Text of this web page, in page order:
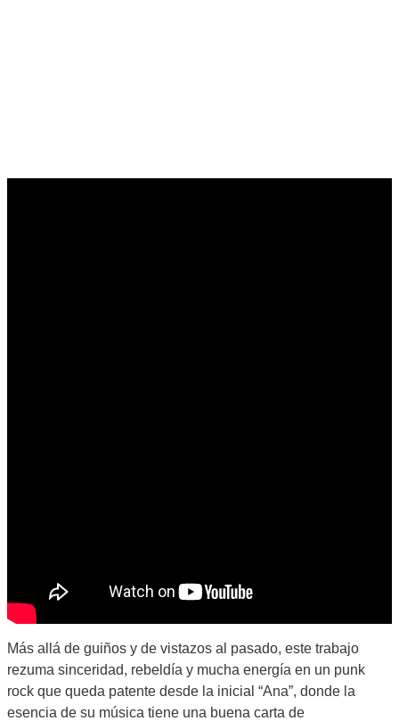
Más allá de guiños y de vistazos al pasado, este trabajo
rezuma sinceridad, rebeldía y mucha energía en un punk
rock que queda patente desde la inicial “Ana”, donde la
esencia de su música tiene una buena carta de